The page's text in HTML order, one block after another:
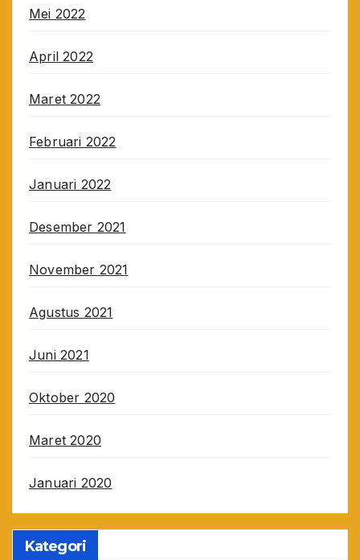
Mei 2022
April 2022
Maret 2022
Februari 2022
Januari 2022
Desember 2021
November 2021
Agustus 2021
Juni 2021
Oktober 2020
Maret 2020
Januari 2020
Kategori